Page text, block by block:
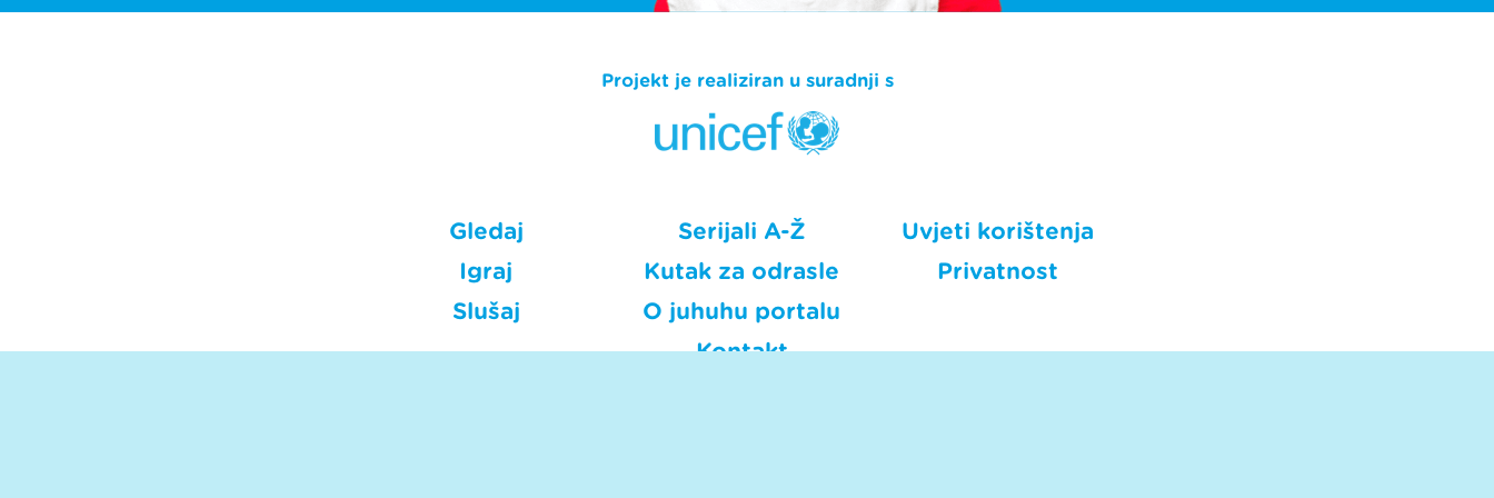
Projekt je realiziran u suradnji s
Gledaj
Igraj
Slušaj
Serijali A-Ž
Kutak za odrasle
O juhuhu portalu
Kontakt
Uvjeti korištenja
Privatnost